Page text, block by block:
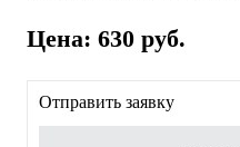
Цена: 630 руб.
Отправить заявку